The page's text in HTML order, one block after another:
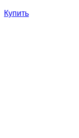
Купить